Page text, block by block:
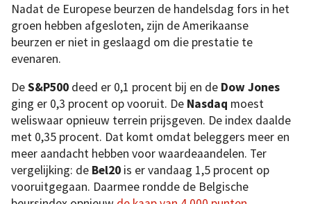
Nadat de Europese beurzen de handelsdag fors in het
groen hebben afgesloten, zijn de Amerikaanse
beurzen er niet in geslaagd om die prestatie te
evenaren.
DeS&P500 deed er 0,1 procent bij en de Dow Jones
ging er 0,3 procent op vooruit. De Nasdaq moest
weliswaar opnieuw terrein prijsgeven. De index daalde
met 0,35 procent. Dat komt omdat beleggers meer en
meer aandacht hebben voor waardeaandelen. Ter
vergelijking: de Bel20 is er vandaag 1,5 procent op
vooruitgegaan. Daarmee rondde de Belgische